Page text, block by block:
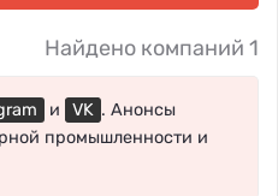
Найдено компаний 1
и VK . Анонсы
промышленности и